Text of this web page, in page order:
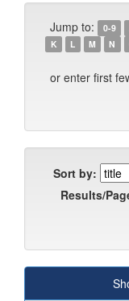
Jump to: 0-9
K
L M N
or enter first
Sort by:
Results/